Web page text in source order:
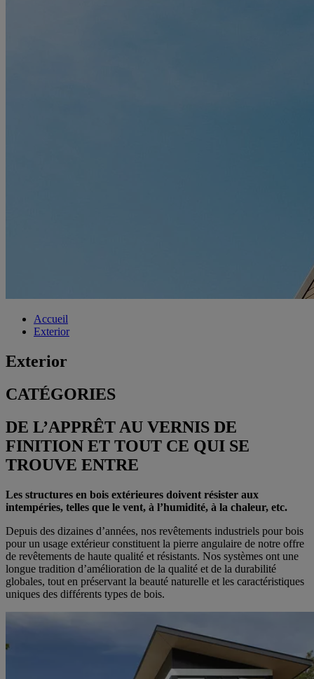
Accueil
Exterior
Exterior
CATÉGORIES
DE L’APPRÊT AU VERNIS DE
FINITION ET TOUT CE QUI SE
TROUVE ENTRE
Les structures en bois extérieures doivent résister aux
intempéries, telles que le vent, à l’humidité, à la chaleur, etc.
Depuis des dizaines d’années, nos revêtements industriels pour bois
pour un usage extérieur constituent la pierre angulaire de notre offre
de revêtements de haute qualité et résistants. Nos systèmes ont une
longue tradition d’amélioration de la qualité et de la durabilité
globales, tout en préservant la beauté naturelle et les caractéristiques
uniques des différents types de bois.